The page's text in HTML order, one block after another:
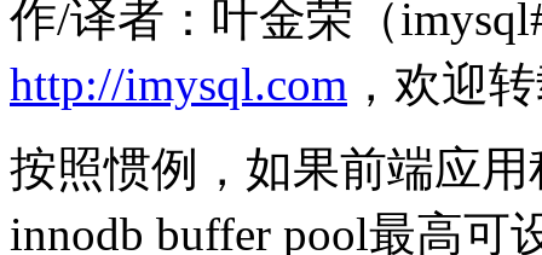
作/译者：叶金荣（
http://imysql.com ，欢迎
按照惯例，如果前端应
innodb buffer pool最高可